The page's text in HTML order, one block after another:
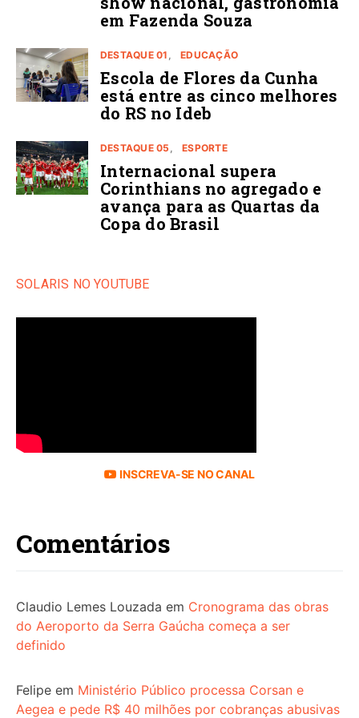
em Fazenda Souza
DESTAQUE 01 EDUCAÇÃO
Escola de Flores da Cunha
está entre as cinco melhores
do RS no Ideb
DESTAQUE 05 ESPORTE
Internacional supera
Corinthians no agregado e
avança para as Quartas da
Copa do Brasil
SOLARIS NO YOUTUBE
INSCREVA-SE NO CANAL
Comentários
Claudio Lemes Louzada em Cronograma das obras
do Aeroporto da Serra Gaúcha começa a ser
definido
Felipe em Ministério Público processa Corsan e
Aegea e pede R$ 40 milhões por cobranças abusivas